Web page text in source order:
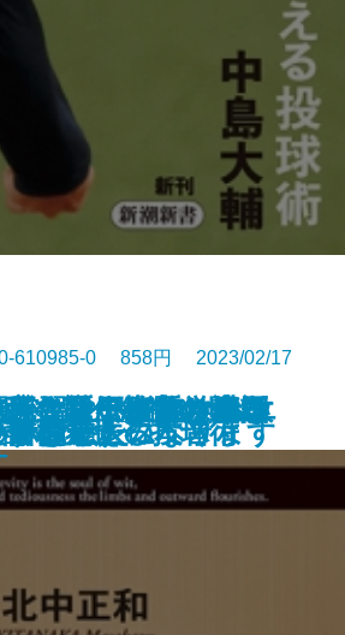
―シリーズ哲学講話
―習近平路線は生き
ジェンス
住職が歩いた四国
―歴代総長の贈る
で語る権力の使い
ボケかた
研究
を変える投球術
610985-0 858円 2023/02/17
ン手です
は悪人になります
開業医の本音
すのか
なない細胞、老い
跡―マフィアからエ
・カルト―スマホ教